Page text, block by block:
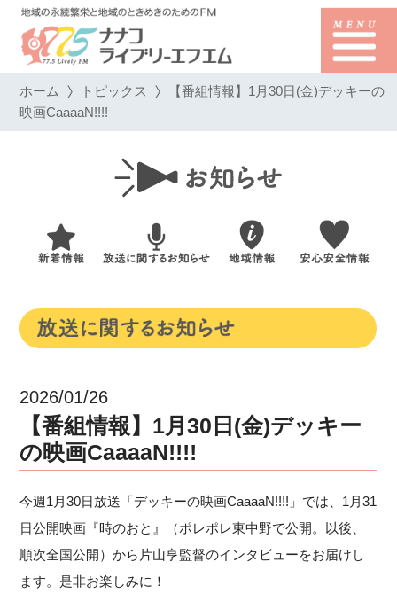
ホーム トピックス 【番組情報】1月30日(金)デッキーの
映画CaaaaN!!!!
2026/01/26
【番組情報】1月30日(金)デッキー
の映画CaaaaN!!!!
今週1月30日放送「デッキーの映画CaaaaN!!!!」では、1月31
日公開映画『時のおと』（ポレポレ東中野で公開。以後、
順次全国公開）から片山亨監督のインタビューをお届けし
ます。是非お楽しみに！